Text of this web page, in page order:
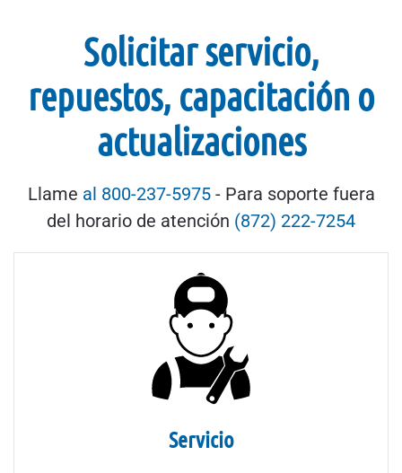
Solicitar servicio,
repuestos, capacitación o
actualizaciones
Llame al 800-237-5975- Para soporte fuera
del horario de atención (872) 222-7254
Servicio